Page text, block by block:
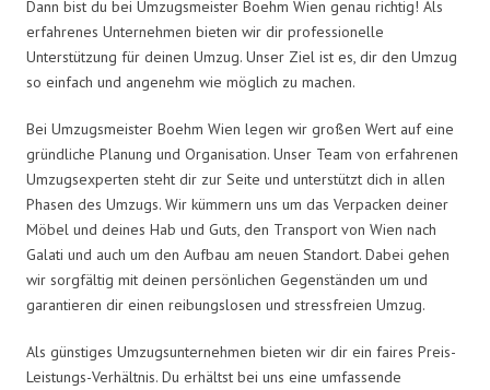
Dann bist du bei Umzugsmeister Boehm Wien genau richtig! Als
erfahrenes Unternehmen bieten wir dir professionelle
Unterstützung für deinen Umzug. Unser Ziel ist es, dir den Umzug
so einfach und angenehm wie möglich zu machen.
Bei Umzugsmeister Boehm Wien legen wir großen Wert auf eine
gründliche Planung und Organisation. Unser Team von erfahrenen
Umzugsexperten steht dir zur Seite und unterstützt dich in allen
Phasen des Umzugs. Wir kümmern uns um das Verpacken deiner
Möbel und deines Hab und Guts, den Transport von Wien nach
Galati und auch um den Aufbau am neuen Standort. Dabei gehen
wir sorgfältig mit deinen persönlichen Gegenständen um und
garantieren dir einen reibungslosen und stressfreien Umzug.
Als günstiges Umzugsunternehmen bieten wir dir ein faires Preis-
Leistungs-Verhältnis. Du erhältst bei uns eine umfassende